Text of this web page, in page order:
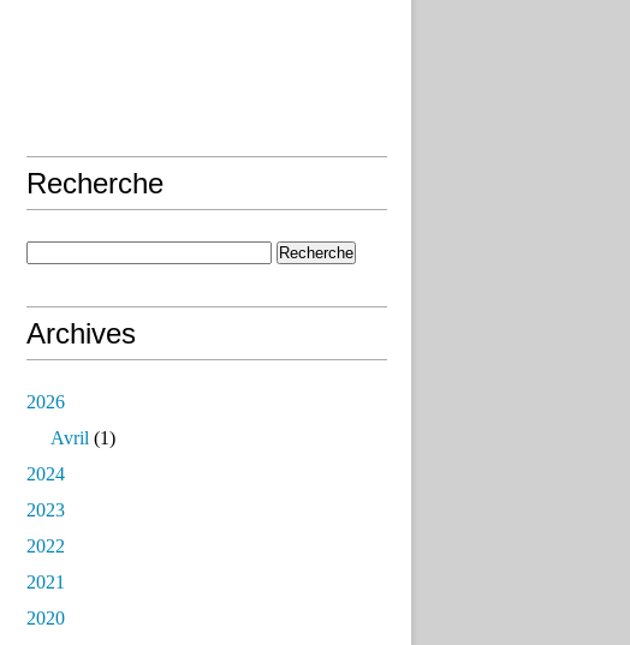
Recherche
Archives
2026
Avril (1)
2024
2023
2022
2021
2020